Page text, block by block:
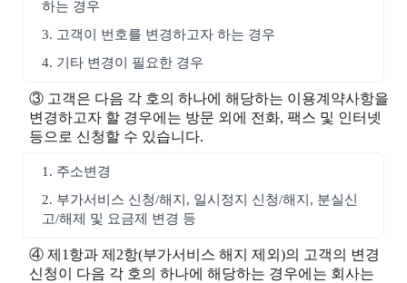
하는 경우
3. 고객이 번호를 변경하고자 하는 경우
4. 기타 변경이 필요한 경우
③ 고객은 다음 각 호의 하나에 해당하는 이용계약사항을
변경하고자 할 경우에는 방문 외에 전화, 팩스 및 인터넷
등으로 신청할 수 있습니다.
1. 주소변경
2. 부가서비스 신청/해지, 일시정지 신청/해지, 분실신
고/해제 및 요금제 변경 등
④ 제1항과 제2항(부가서비스 해지 제외)의 고객의 변경
신청이 다음 각 호의 하나에 해당하는 경우에는 회사는